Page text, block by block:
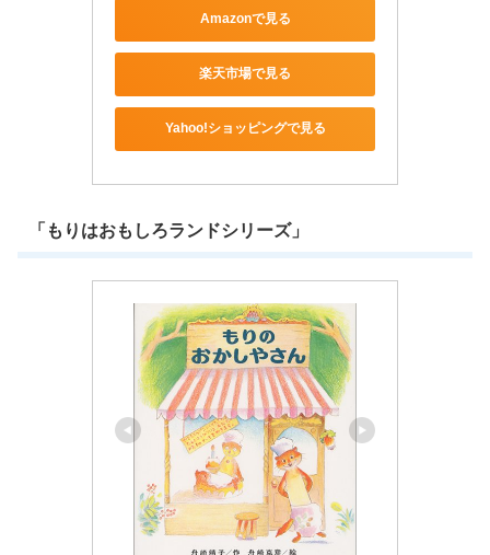
Amazonで見る
楽天市場で見る
Yahoo!ショッピングで見る
「もりはおもしろランドシリーズ」